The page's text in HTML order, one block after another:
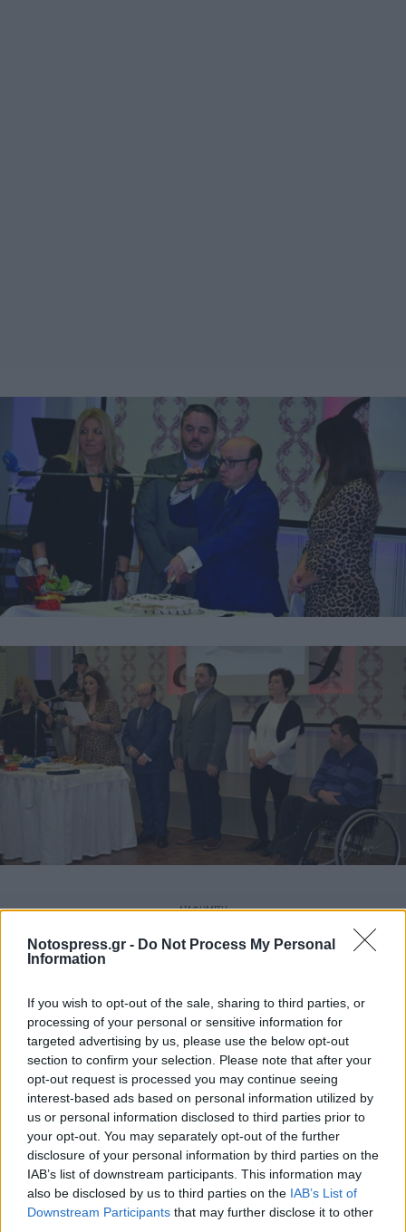
Notospress.gr - Do Not Process My Personal
Information
If you wish to opt-out of the sale, sharing to third parties, or
processing of your personal or sensitive information for
targeted advertising by us, please use the below opt-out
section to confirm your selection. Please note that after your
opt-out request is processed you may continue seeing
interest-based ads based on personal information utilized by
us or personal information disclosed to third parties prior to
your opt-out. You may separately opt-out of the further
disclosure of your personal information by third parties on the
IAB’s list of downstream participants. This information may
also be disclosed by us to third parties on the IAB’s List of
Downstream Participants that may further disclose it to other